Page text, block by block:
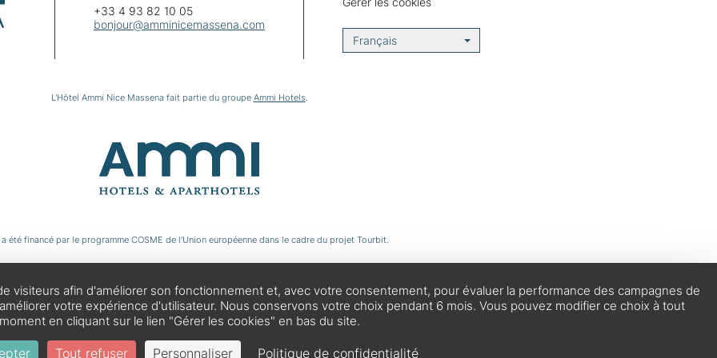
+33 4 93 82 10 05
bonjour@amminicemassena.com
Français
L'Hôtel Ammi Nice Massena fait partie du groupe Ammi Hotels.
été financé par le programme COSME de l'Union européenne dans le cadre du projet Tourbit.
visiteurs afin d'améliorer son fonctionnement et, avec votre consentement, pour évaluer la performance des campagnes de
votre expérience d'utilisateur. Nous conservons votre choix pendant 6 mois. Vous pouvez modifier ce choix à tout
moment en cliquant sur le lien "Gérer les cookies" en bas du site.
Tout refuser Personnaliser Politique de confidentialité